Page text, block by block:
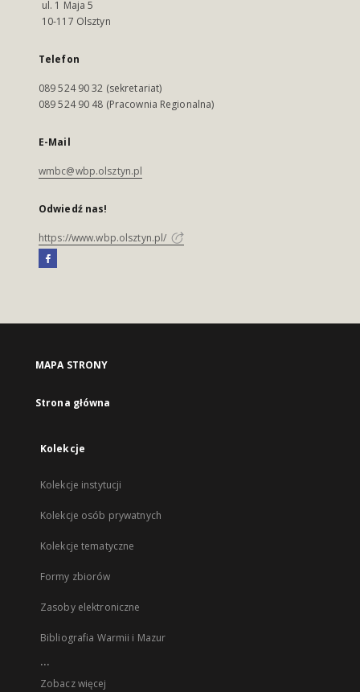
ul. 1 Maja 5
10-117 Olsztyn
Telefon
089 524 90 32 (sekretariat)
089 524 90 48 (Pracownia Regionalna)
E-Mail
wmbc@wbp.olsztyn.pl
Odwiedź nas!
https://www.wbp.olsztyn.pl/
MAPA STRONY
Strona główna
Kolekcje
Kolekcje instytucji
Kolekcje osób prywatnych
Kolekcje tematyczne
Formy zbiorów
Zasoby elektroniczne
Bibliografia Warmii i Mazur
...
Zobacz więcej